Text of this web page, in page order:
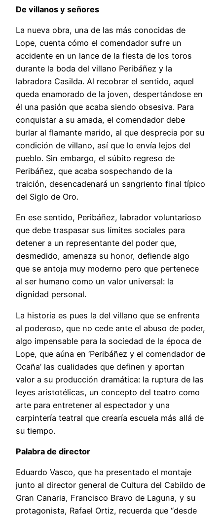
De villanos y señores
La nueva obra, una de las más conocidas de
Lope, cuenta cómo el comendador sufre un
accidente en un lance de la fiesta de los toros
durante la boda del villano Peribáñez y la
labradora Casilda. Al recobrar el sentido, aquel
queda enamorado de la joven, despertándose en
él una pasión que acaba siendo obsesiva. Para
conquistar a su amada, el comendador debe
burlar al flamante marido, al que desprecia por su
condición de villano, así que lo envía lejos del
pueblo. Sin embargo, el súbito regreso de
Peribáñez, que acaba sospechando de la
traición, desencadenará un sangriento final típico
del Siglo de Oro.
En ese sentido, Peribáñez, labrador voluntarioso
que debe traspasar sus límites sociales para
detener a un representante del poder que,
desmedido, amenaza su honor, defiende algo
que se antoja muy moderno pero que pertenece
al ser humano como un valor universal: la
dignidad personal.
La historia es pues la del villano que se enfrenta
al poderoso, que no cede ante el abuso de poder,
algo impensable para la sociedad de la época de
Lope, que aúna en ‘Peribáñez y el comendador de
Ocaña’ las cualidades que definen y aportan
valor a su producción dramática: la ruptura de las
leyes aristotélicas, un concepto del teatro como
arte para entretener al espectador y una
carpintería teatral que crearía escuela más allá de
su tiempo.
Palabra de director
Eduardo Vasco, que ha presentado el montaje
junto al director general de Cultura del Cabildo de
Gran Canaria, Francisco Bravo de Laguna, y su
protagonista, Rafael Ortiz, recuerda que “desde